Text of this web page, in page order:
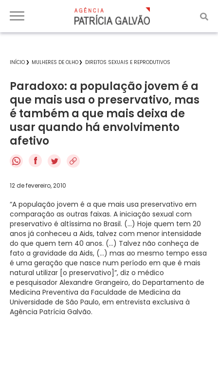
INÍCIO MULHERES DE OLHO DIREITOS SEXUAIS E REPRODUTIVOS
Paradoxo: a população jovem é a
que mais usa o preservativo, mas
é também a que mais deixa de
usar quando há envolvimento
afetivo
f
12 de fevereiro, 2010
“A população jovem é a que mais usa preservativo em
comparação as outras faixas. A iniciação sexual com
preservativo é altíssima no Brasil. (…) Hoje quem tem 20
anos já conheceu a Aids, talvez com menor intensidade
do que quem tem 40 anos. (…) Talvez não conheça de
fato a gravidade da Aids, (…) mas ao mesmo tempo essa
é uma geração que nasce num período em que é mais
natural utilizar [o preservativo]”, diz o médico
e pesquisador Alexandre Grangeiro, do Departamento de
Medicina Preventiva da Faculdade de Medicina da
Universidade de São Paulo, em entrevista exclusiva à
Agência Patrícia Galvão.